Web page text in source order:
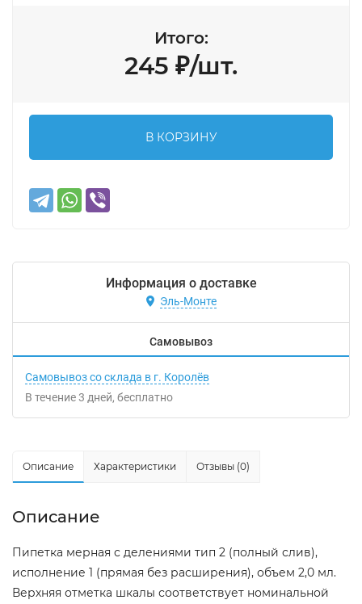
Итого:
245 ₽/шт.
В КОРЗИНУ
Информация о доставке
Эль-Монте
Самовывоз
Самовывоз со склада в г. Королёв
В течение3 дней Бесплатно
Описание Характеристики Отзывы (0)
Описание
Пипетка мерная с делениями тип 2 (полный слив),
исполнение 1 (прямая без расширения), объем 2,0 мл.
Верхняя отметка шкалы соответствует номинальной